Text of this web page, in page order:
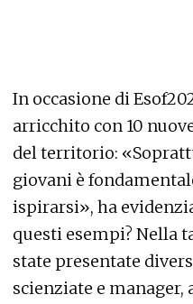
In occasione di
arricchito con 10
del territorio:
giovani è
ispirarsi», ha
questi esempi? Nella
state presentate
scienziate e